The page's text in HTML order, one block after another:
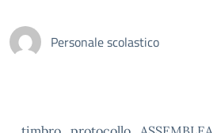
Personale scolastico